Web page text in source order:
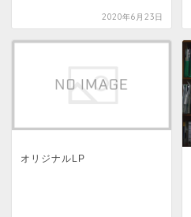
2020年6月23日
オリジナルLP